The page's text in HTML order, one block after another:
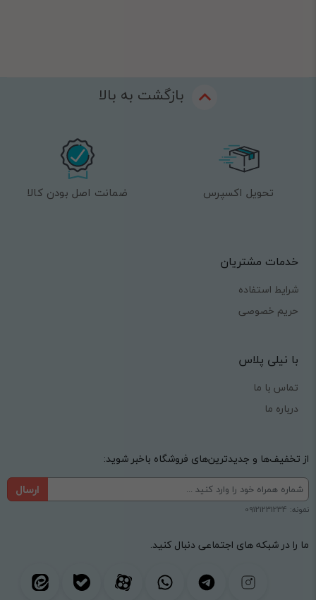
بازگشت به بالا
تحویل اکسپرس ضمانت اصل بودن کالا
خدمات مشتریان
شرایط استفاده
حریم خصوصی
با نیلی پلاس
تماس با ما
درباره ما
از تخفیف‌ها و جدیدترین‌های فروشگاه باخبر شوید:
ارسال
نمونه: 09121231234
ما را در شبکه های اجتماعی دنبال کنید.